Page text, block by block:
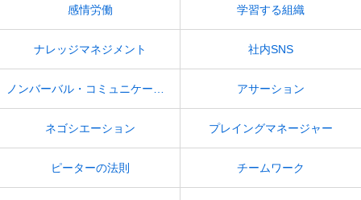
感情労働 学習する組織
ナレッジマネジメント 社内SNS
アサーション
ネゴシエーション プレイングマネージャー
ピーターの法則 チームワーク